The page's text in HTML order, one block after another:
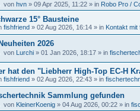
von hvn » 09 Apr 2025, 11:22 » in Robo Pro /
15° Bausteine
fishfriend » 02 Aug 2026, 16:14 » in Kontakt mit
2026
von Lurchi » 01 Jan 2026, 18:17 » in
hat den "Liebherr High-Top EC-H
fishfriend » 02 Aug 2026, 22:43 » in
Sammlung gefunden
von KleinerKoenig » 04 Aug 2026, 00:22 » in